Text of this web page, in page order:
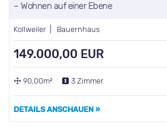
– Wohnen auf einer Ebene
Kollweiler | Bauernhaus
149.000,00 EUR
90,00m² 3 Zimmer
DETAILS ANSCHAUEN »